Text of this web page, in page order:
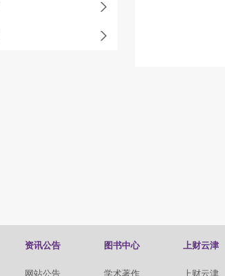
资讯公告
网站公告
图书中心
学术著作
上财云津
上财云津